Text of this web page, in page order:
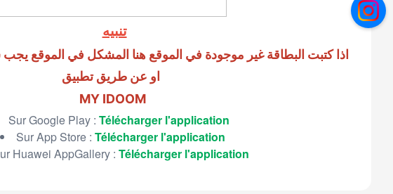
تنبيه
اذا كتبت البطاقة غير موجودة في الموقع هنا المشكل في الموقع يجب
MY IDOOM
Sur Google Play : Télécharger l'application
Sur App Store : Télécharger l'application
Huawei AppGallery : Télécharger l'application